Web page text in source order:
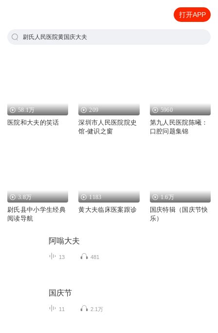
打开APP
尉氏人民医院黄国庆大夫
58.1万
医院和大夫的笑话
209
深圳市人民医院院史
馆-健识之窗
5960
第九人民医院陈曦：
口腔问题集锦
3.8万
尉氏县中小学生经典
阅读导航
1183
黄大夫临床医案跟诊
1.6万
国庆特辑（国庆节快
乐）
阿嗡大夫
13 481
国庆节
11 2.1万